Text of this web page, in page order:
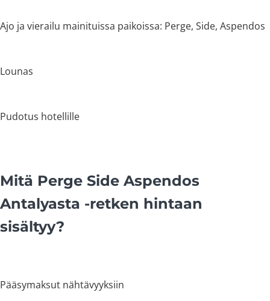
Ajo ja vierailu mainituissa paikoissa: Perge, Side, Aspendos
Lounas
Pudotus hotellille
Mitä Perge Side Aspendos
Antalyasta -retken hintaan
sisältyy?
Pääsymaksut nähtävyyksiin